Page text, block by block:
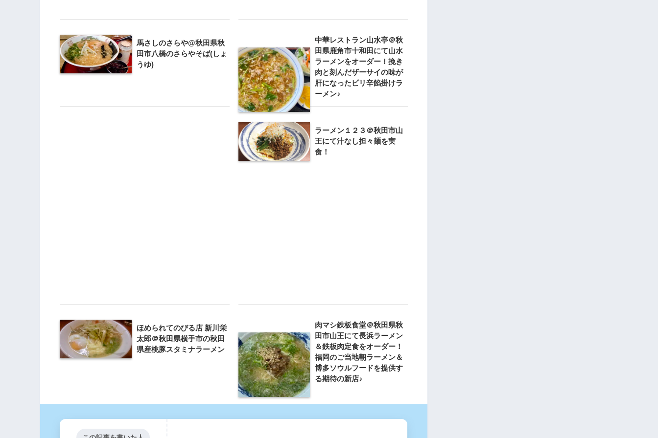
馬さしのさらや@秋田県秋
田市八橋のさらやそば(しょ
うゆ)
中華レストラン山水亭＠秋
田県鹿角市十和田にて山水
ラーメンをオーダー！挽き
肉と刻んだザーサイの味が
肝になったピリ辛餡掛けラ
ーメン♪
ラーメン１２３＠秋田市山
王にて汁なし担々麺を実
食！
ほめられてのびる店 新川栄
太郎＠秋田県横手市の秋田
県産桃豚スタミナラーメン
肉マシ鉄板食堂＠秋田県秋
田市山王にて長浜ラーメン
＆鉄板肉定食をオーダー！
福岡のご当地朝ラーメン＆
博多ソウルフードを提供す
る期待の新店♪